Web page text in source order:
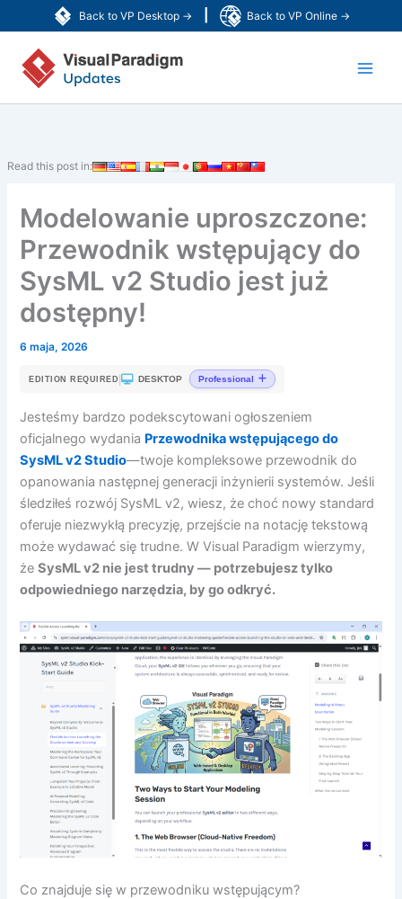
Back to VP Desktop → Back to VP Online →
do
treści
Read this post in:
Modelowanie uproszczone:
Przewodnik wstępujący do
SysML v2 Studio jest już
dostępny!
6 maja, 2026
EDITION REQUIRED | DESKTOP Professional
Jesteśmy bardzo podekscytowani ogłoszeniem
oficjalnego wydania Przewodnika wstępującego do
SysML v2 Studio—twoje kompleksowe przewodnik do
opanowania następnej generacji inżynierii systemów. Jeśli
śledziłeś rozwój SysML v2, wiesz, że choć nowy standard
oferuje niezwykłą precyzję, przejście na notację tekstową
może wydawać się trudne. W Visual Paradigm wierzymy,
żeSysML v2 nie jest trudny — potrzebujesz tylko
odpowiedniego narzędzia, by go odkryć.
Co znajduje się w przewodniku wstępującym?